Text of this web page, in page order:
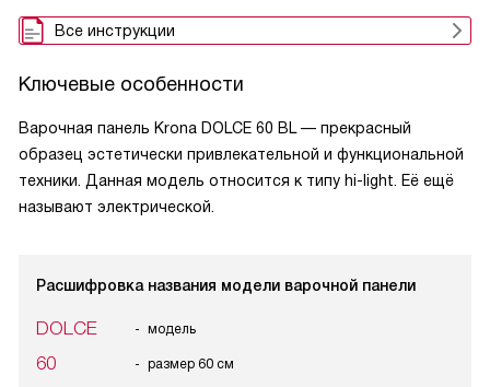
Все инструкции
Ключевые особенности
Варочная панель Krona DOLCE 60 BL — прекрасный
образец эстетически привлекательной и функциональной
техники. Данная модель относится к типу hi-light. Её ещё
называют электрической.
Расшифровка названия модели варочной панели
DOLCE модель
60 размер 60 см